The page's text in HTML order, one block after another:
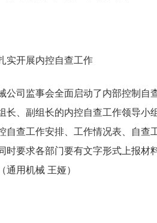
实开展内控自查工作
公司监事会全面启动了内部控制自
长、副组长的内控自查工作领导
自查工作安排、工作情况表、自查
时要求各部门要有文字形式上报
通用机械 王娅）